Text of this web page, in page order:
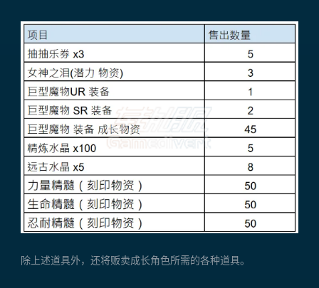
除上述道具外，还将贩卖成长角色所需的各种道具。